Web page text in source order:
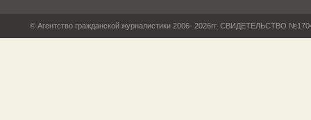
© Агентство гражданской журналистики 2006- 2026гг. СВИДЕТЕЛЬСТВО